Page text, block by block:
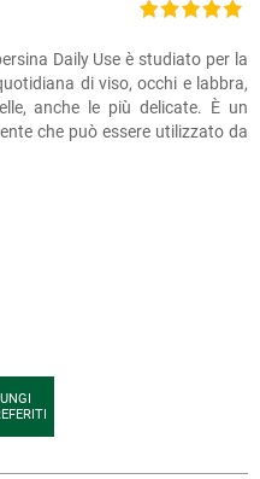
Daily Use è studiato per la
di viso, occhi e labbra,
anche le più delicate. È un
che può essere utilizzato da